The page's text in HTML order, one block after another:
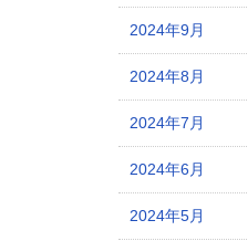
2024年9月
2024年8月
2024年7月
2024年6月
2024年5月